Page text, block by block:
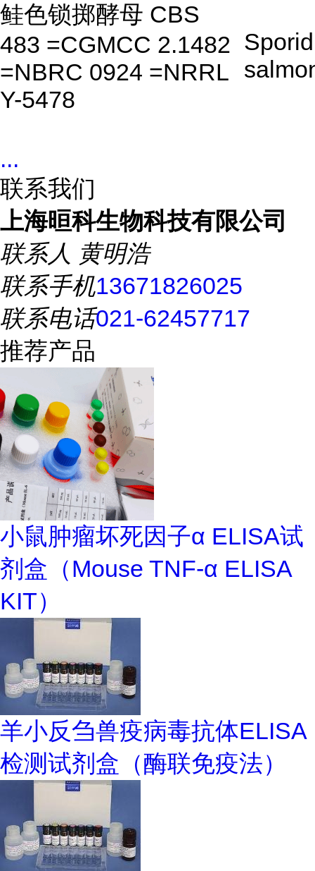
鲑色锁掷酵母 CBS
483 =CGMCC 2.1482
=NBRC 0924 =NRRL
Y-5478
...
联系我们
上海晅科生物科技有限公司
联系人 黄明浩
联系手机13671826025
联系电话021-62457717
推荐产品
小鼠肿瘤坏死因子α ELISA试
剂盒（Mouse TNF-α ELISA
KIT）
羊小反刍兽疫病毒抗体ELISA
检测试剂盒（酶联免疫法）